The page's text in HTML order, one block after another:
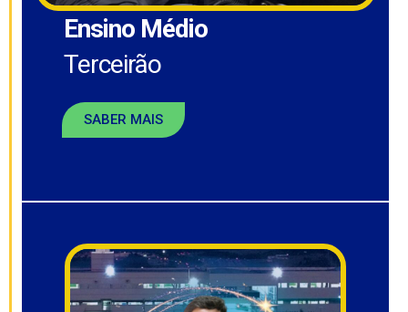
Ensino Médio
Terceirão
SABER MAIS